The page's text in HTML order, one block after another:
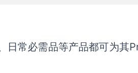
日常必需品等产品都可为其